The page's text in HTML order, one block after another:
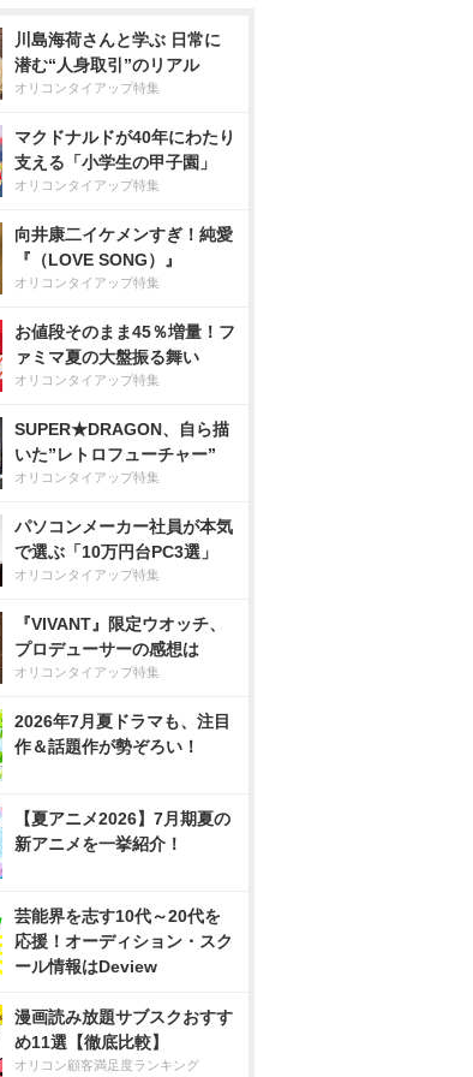
川島海荷さんと学ぶ 日常に
潜む“人身取引”のリアル
オリコンタイアップ特集
マクドナルドが40年にわたり
支える「小学生の甲子園」
オリコンタイアップ特集
向井康二イケメンすぎ！純愛
『（LOVE SONG）』
オリコンタイアップ特集
お値段そのまま45％増量！フ
ァミマ夏の大盤振る舞い
オリコンタイアップ特集
SUPER★DRAGON、自ら描
いた”レトロフューチャー”
オリコンタイアップ特集
パソコンメーカー社員が本気
で選ぶ「10万円台PC3選」
オリコンタイアップ特集
『VIVANT』限定ウオッチ、
プロデューサーの感想は
オリコンタイアップ特集
2026年7月夏ドラマも、注目
作＆話題作が勢ぞろい！
【夏アニメ2026】7月期夏の
新アニメを一挙紹介！
芸能界を志す10代～20代を
応援！オーディション・スク
ール情報はDeview
漫画読み放題サブスクおすす
め11選【徹底比較】
オリコン顧客満足度ランキング